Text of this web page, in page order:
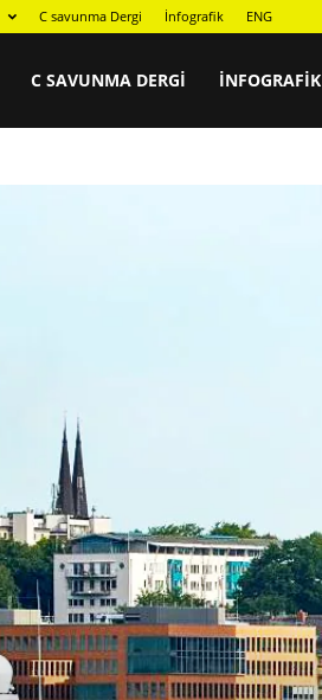
C savunma Dergi İnfografik ENG
C SAVUNMA DERGI İNFOGRAFIK